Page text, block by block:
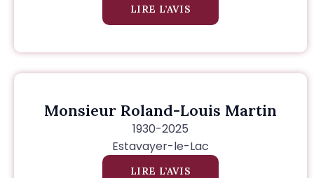
LIRE L’AVIS
Monsieur Roland-Louis Martin
1930-2025
Estavayer-le-Lac
LIRE L’AVIS